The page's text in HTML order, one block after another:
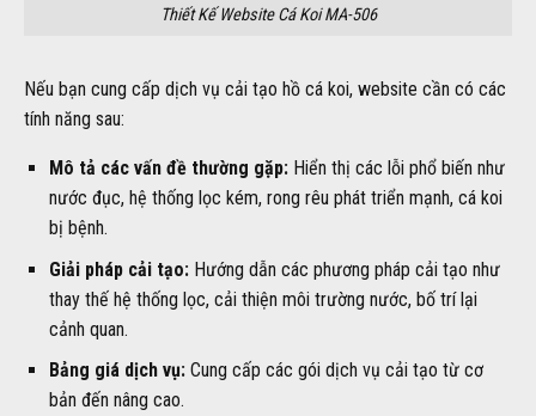
Thiết Kế Website Cá Koi MA-506
Nếu bạn cung cấp dịch vụ cải tạo hồ cá koi, website cần có các
tính năng sau:
Mô tả các vấn đề thường gặp:Hiển thị các lỗi phổ biến như
nước đục, hệ thống lọc kém, rong rêu phát triển mạnh, cá koi
bị bệnh.
Giải pháp cải tạo:Hướng dẫn các phương pháp cải tạo như
thay thế hệ thống lọc, cải thiện môi trường nước, bố trí lại
cảnh quan.
Bảng giá dịch vụ:Cung cấp các gói dịch vụ cải tạo từ cơ
bản đến nâng cao.